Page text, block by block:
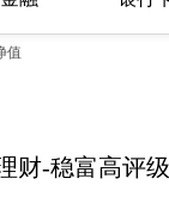
值
财-稳富高评